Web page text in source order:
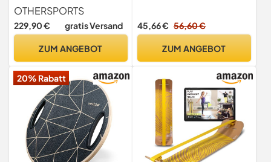
Trainingsgerät für zuhause
für Gleichgewicht und
Muskelaufbau (Ohne
OTHERSPORTS
229,90 € gratis Versand
ZUM ANGEBOT
Resistance Bands
45,66 € 56,60 €
ZUM ANGEBOT
20% Rabatt